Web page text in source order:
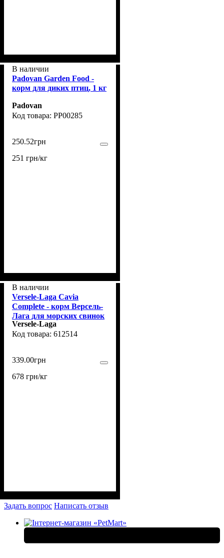
В наличии
Padovan Garden Food -
корм для диких птиц, 1 кг
Padovan
PP00285
250.52грн
251 грн/кг
В наличии
Versele-Laga Cavia
Complete - корм Версель-
Лага для морских свинок
0,5кг
Versele-Laga
612514
339.00грн
678 грн/кг
Задать вопрос Написать отзыв